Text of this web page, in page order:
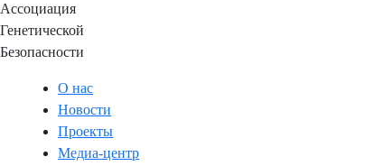
Ассоциация
Генетической
Безопасности
О нас
Новости
Проекты
Медиа-центр